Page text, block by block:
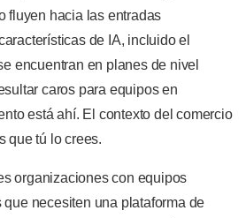
fluyen hacia las entradas
de IA, incluido el
encuentran en planes de nivel
caros para equipos en
está ahí. El contexto del comercio
que tú lo crees.
organizaciones con equipos
necesiten una plataforma de